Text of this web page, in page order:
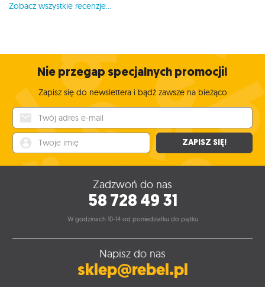
Zobacz wszystkie recenzje...
Nie przegap specjalnych promocji!
Zapisz się do newslettera i bądź zawsze na bieżąco
ZAPISZ SIĘ!
Zadzwoń do nas
58 728 49 31
W godzinach 10-14 od poniedziałku do piątku
Napisz do nas
sklep@rebel.pl